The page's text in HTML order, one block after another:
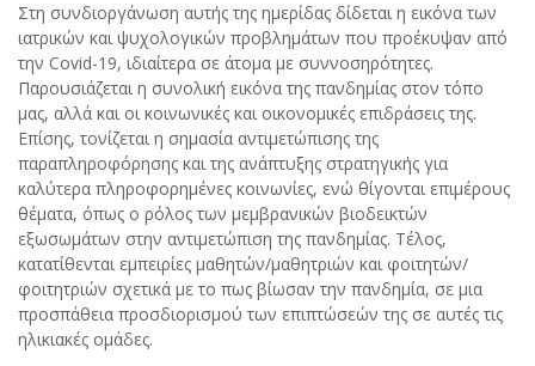
Στη συνδιοργάνωση αυτής της ημερίδας δίδεται η εικόνα των
ιατρικών και ψυχολογικών προβλημάτων που προέκυψαν από
την Covid-19, ιδιαίτερα σε άτομα με συννοσηρότητες.
Παρουσιάζεται η συνολική εικόνα της πανδημίας στον τόπο
μας, αλλά και οι κοινωνικές και οικονομικές επιδράσεις της.
Επίσης, τονίζεται η σημασία αντιμετώπισης της
παραπληροφόρησης και της ανάπτυξης στρατηγικής για
καλύτερα πληροφορημένες κοινωνίες, ενώ θίγονται επιμέρους
θέματα, όπως ο ρόλος των μεμβρανικών βιοδεικτών
εξωσωμάτων στην αντιμετώπιση της πανδημίας. Τέλος,
κατατίθενται εμπειρίες μαθητών/μαθητριών και φοιτητών/
φοιτητριών σχετικά με το πως βίωσαν την πανδημία, σε μια
προσπάθεια προσδιορισμού των επιπτώσεών της σε αυτές τις
ηλικιακές ομάδες.